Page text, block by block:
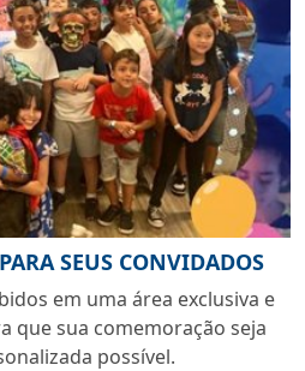
SEUS CONVIDADOS
em uma área exclusiva e
que sua comemoração seja
possível.